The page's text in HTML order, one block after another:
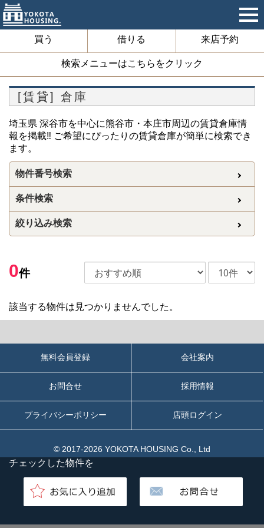
買う 借りる 来店予約
検索メニューはこちらをクリック
[賃貸] 倉庫
埼玉県 深谷市を中心に熊谷市・本庄市周辺の賃貸倉庫情
報を掲載‼ ご希望にぴったりの賃貸倉庫が簡単に検索でき
ます。
物件番号検索
条件検索
絞り込み検索
0件
該当する物件は見つかりませんでした。
チェックした物件を
無料会員登録 会社案内
お問合せ 採用情報
プライバシーポリシー 店頭ログイン
© 2017-2026 YOKOTA HOUSING Co., Ltd